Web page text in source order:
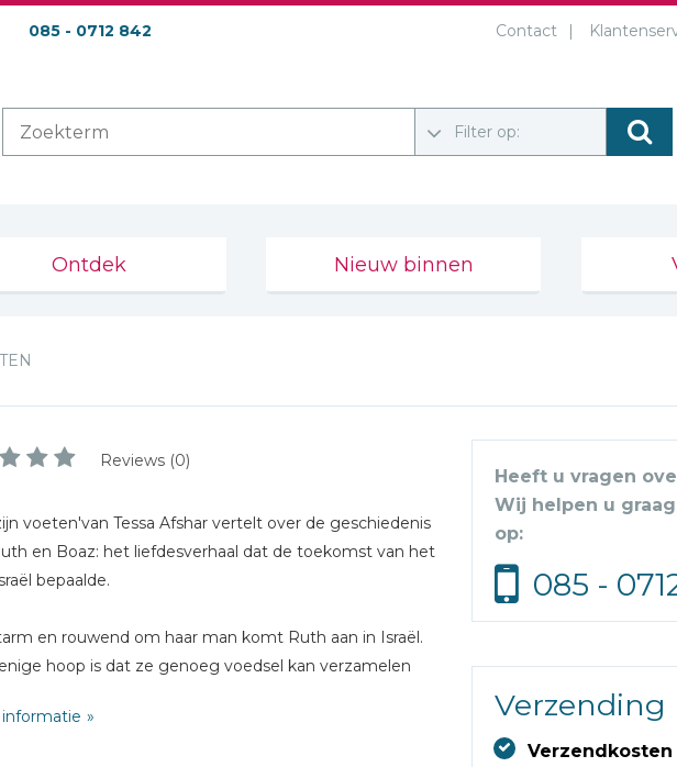
085 - 0712 842 Contact
Filter op:
Ontdek Nieuw binnen
Reviews (0)
voeten'van Tessa Afshar vertelt over de geschiedenis
en Boaz: het liefdesverhaal dat de toekomst van het
bepaalde.
en rouwend om haar man komt Ruth aan in Israël.
hoop is dat ze genoeg voedsel kan verzamelen
Maar God heeft een groter plan met haar
Heeft u vragen
Wij helpen u
op:
085 -
Verzending
Verzendkosten